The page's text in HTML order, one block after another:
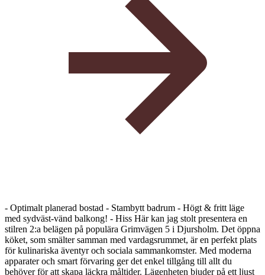
- Optimalt planerad bostad - Stambytt badrum - Högt & fritt läge
med sydväst-vänd balkong! - Hiss Här kan jag stolt presentera en
stilren 2:a belägen på populära Grimvägen 5 i Djursholm. Det öppna
köket, som smälter samman med vardagsrummet, är en perfekt plats
för kulinariska äventyr och sociala sammankomster. Med moderna
apparater och smart förvaring ger det enkel tillgång till allt du
behöver för att skapa läckra måltider. Lägenheten bjuder på ett ljust